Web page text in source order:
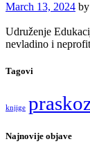
March 13, 2024 by
Udruženje
nevladino i
Tagovi
knjige
Najnovije objave